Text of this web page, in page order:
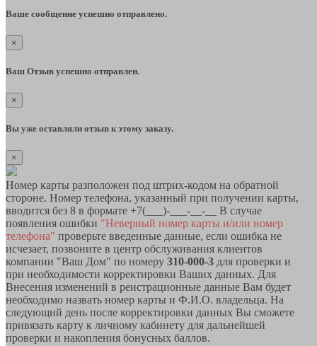
Ваше сообщение успешно отправлено.
×
Ваш Отзыв успешно отправлен.
×
Вы уже оставляли отзыв к этому заказу.
×
Номер карты разположен под штрих-кодом на обратной
стороне. Номер телефона, указанный при получении карты,
вводится без 8 в формате +7(___)-___-__-__ В случае
появления ошибки "Неверный номер карты и/или номер
телефона" проверьте введенные данные, если ошибка не
исчезает, позвоните в центр обслуживания клиентов
компании "Ваш Дом" по номеру 310-000-3 для проверки и
при необходимости корректировки Ваших данных. Для
Внесения изменений в реистрационные данные Вам будет
необходимо назвать номер карты и Ф.И.О. владельца. На
следующий день после корректировки данных Вы сможете
привязать карту к личному кабинету для дальнейшей
проверки и накопления бонусных баллов.